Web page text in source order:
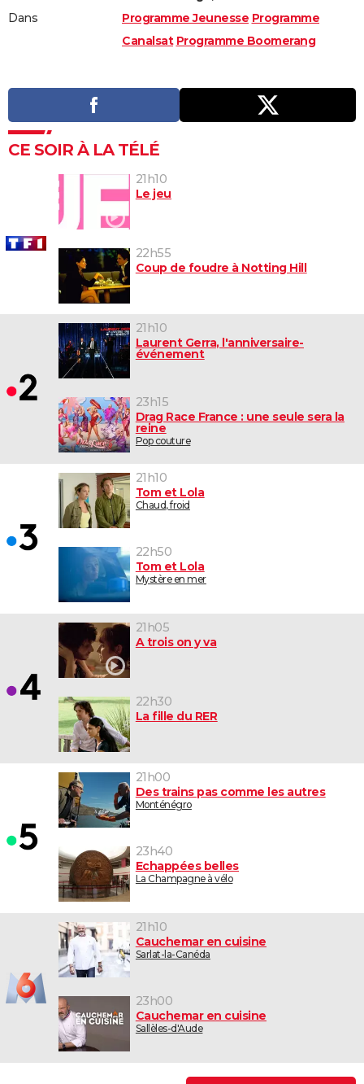
Dans
Programme Jeunesse Programme
Canalsat Programme Boomerang
CE SOIR À LA TÉLÉ
21h10
Le jeu
22h55
Coup de foudre à Notting Hill
21h10
Laurent Gerra, l'anniversaire-
événement
23h15
Drag Race France : une seule sera la
reine
Pop couture
21h10
Tom et Lola
Chaud, froid
22h50
Tom et Lola
Mystère en mer
21h05
A trois on y va
22h30
La fille du RER
21h00
Des trains pas comme les autres
Monténégro
23h40
Echappées belles
La Champagne à vélo
21h10
Cauchemar en cuisine
Sarlat-la-Canéda
23h00
Cauchemar en cuisine
Sallèles-d'Aude